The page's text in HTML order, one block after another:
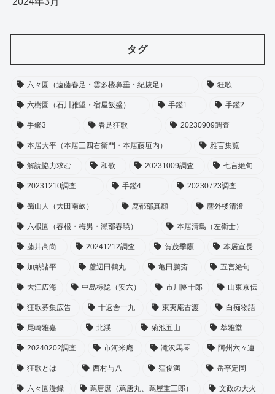
タグ
六々園（遠藤春足・雲多楼鼻垂・紀抜足） 狂歌
六樹園（石川雅望・宿屋飯盛） 手鑑1 手鑑2
手鑑3 春足狂歌 20230909調査
本居大平（本居三四右衛門・本居藤垣内） 雅言集覧
解読協力求む 和歌 20231009調査 七言絶句
20231210調査 手鑑4 20230723調査
蜀山人（大田南畝） 鹿都部真顔 塵外楼清澄
六根園（春根・梅男・瀬部春暁） 本居清島（左衛士）
藤井高尚 20241212調査 賀茂季鷹 本居宣長
加納諸平 蘆辺田鶴丸 亀田鵬斎 五言絶句
大江広海 中島棕隠（安六） 市川團十郎 山東京伝
狂歌募集広告 十返舎一九 東夷庵古渡 白痴物語
尾崎雅嘉 北渓 菊池五山 萃雅堂
20240202調査 市河米庵 滝沢馬琴 阿州六々連
狂歌とは 西村与八 窪俊満 岳亭定岡
六々園漫録 蔦唐麿（蔦唐丸、蔦屋重三郎） 文政の大火